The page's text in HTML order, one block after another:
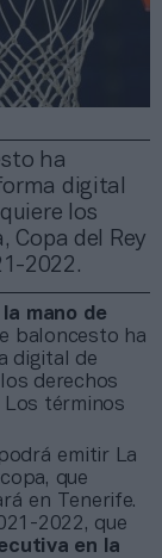
ha
digital
los
Copa del Rey
2022.
mano de
baloncesto ha
digital de
derechos
Los términos
emitir La
que
en Tenerife.
2022, que
en la